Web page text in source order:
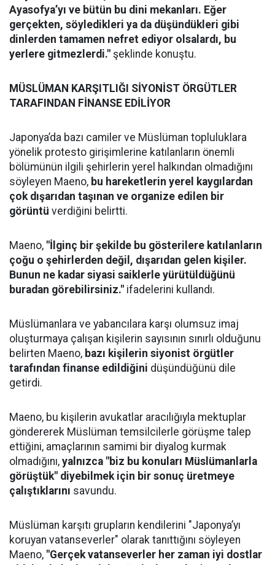
Ayasofya’yı ve bütün bu dini mekanları. Eğer
gerçekten, söyledikleri ya da düşündükleri gibi
dinlerden tamamen nefret ediyor olsalardı, bu
yerlere gitmezlerdi." şeklinde konuştu.
MÜSLÜMAN KARŞITLIĞI SİYONİST ÖRGÜTLER
TARAFINDAN FİNANSE EDİLİYOR
Japonya’da bazı camiler ve Müslüman topluluklara
yönelik protesto girişimlerine katılanların önemli
bölümünün ilgili şehirlerin yerel halkından olmadığını
söyleyen Maeno, bu hareketlerin yerel kaygılardan
çok dışarıdan taşınan ve organize edilen bir
görüntü verdiğini belirtti.
Maeno, "İlginç bir şekilde bu gösterilere katılanların
çoğu o şehirlerden değil, dışarıdan gelen kişiler.
Bunun ne kadar siyasi saiklerle yürütüldüğünü
buradan görebilirsiniz." ifadelerini kullandı.
Müslümanlara ve yabancılara karşı olumsuz imaj
oluşturmaya çalışan kişilerin sayısının sınırlı olduğunu
belirten Maeno, bazı kişilerin siyonist örgütler
tarafından finanse edildiğini düşündüğünü dile
getirdi.
Maeno, bu kişilerin avukatlar aracılığıyla mektuplar
göndererek Müslüman temsilcilerle görüşme talep
ettiğini, amaçlarının samimi bir diyalog kurmak
olmadığını, yalnızca "biz bu konuları Müslümanlarla
görüştük" diyebilmek için bir sonuç üretmeye
çalıştıklarını savundu.
Müslüman karşıtı grupların kendilerini "Japonya’yı
koruyan vatanseverler" olarak tanıttığını söyleyen
Maeno, "Gerçek vatanseverler her zaman iyi dostlar